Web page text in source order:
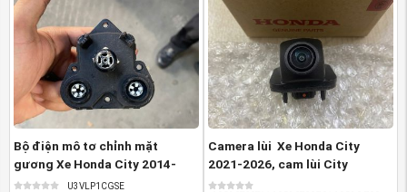
1-Mua phụ tùng Honda CITY chính hãng với giá tốt nhất
2-Đảm bảo đúng chuẩn về chất lượng, chủng loại hàng
hóa
3-Được tư vấn về tất cả các chủng loại phụ tùng xe
Honda CITY , cách lựa chọn phụ tùng xe Honda CITY phù
hợp đúng bệnh
4-Tất cả các sản phẩm bán ra của phụ tùng xe Honda
Bộ điện mô tơ chỉnh mặt
gương Xe Honda City 2014-
2020, Xe Honda ...
U3VLP1CGSE
Camera lùi Xe Honda City
2021-2026, cam lùi City
39530T00T11 ...